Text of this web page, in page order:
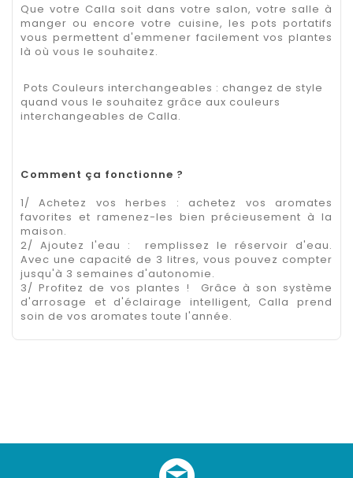
Que votre Calla soit dans votre salon, votre salle à
manger ou encore votre cuisine, les pots portatifs
vous permettent d'emmener facilement vos plantes
là où vous le souhaitez.
Pots Couleurs interchangeables : changez de style
quand vous le souhaitez grâce aux couleurs
interchangeables de Calla.
Comment ça fonctionne ?
1/ Achetez vos herbes : achetez vos aromates
favorites et ramenez-les bien précieusement à la
maison.
2/ Ajoutez l'eau : remplissez le réservoir d'eau.
Avec une capacité de 3 litres, vous pouvez compter
jusqu'à 3 semaines d'autonomie.
3/ Profitez de vos plantes ! Grâce à son système
d'arrosage et d'éclairage intelligent, Calla prend
soin de vos aromates toute l'année.